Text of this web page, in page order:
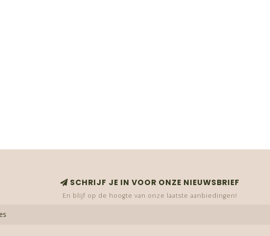
SCHRIJF JE IN VOOR ONZE NIEUWSBRIEF
En blijf op de hoogte van onze laatste aanbiedingen!